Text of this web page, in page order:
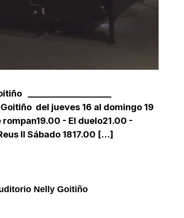
___________________
del jueves 16 al domingo 19
- El duelo21.00 -
II Sábado 1817.00 [...]
Nelly Goitiño